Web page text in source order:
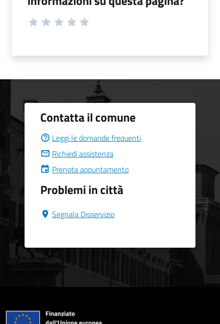
Contatta il comune
Leggi le domande frequenti
Richiedi assistenza
Prenota appuntamento
Problemi in città
Segnala Disservizio